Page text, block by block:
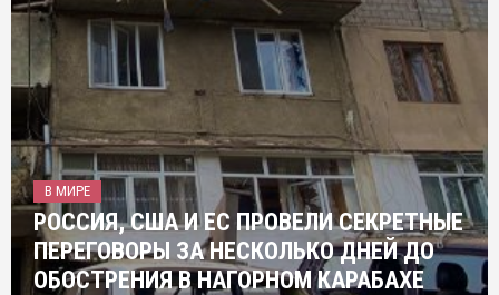
В МИРЕ
РОССИЯ, США И ЕС ПРОВЕЛИ СЕКРЕТНЫЕ
ПЕРЕГОВОРЫ ЗА НЕСКОЛЬКО ДНЕЙ ДО
ОБОСТРЕНИЯ В НАГОРНОМ КАРАБАХЕ